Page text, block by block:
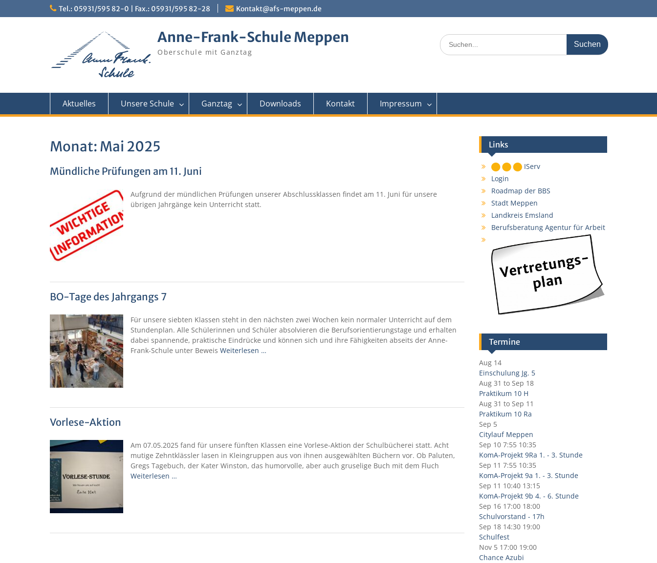
to
Tel.: 05931/595 82-0 | Fax.: 05931/595 82-28 Kontakt@afs-meppen.de
Anne-Frank-Schule Meppen
Oberschule mit Ganztag
Search
for:
Aktuelles Unsere Schule Ganztag Downloads Kontakt Impressum
Monat:Mai 2025
Mündliche Prüfungen am 11. Juni
Aufgrund der mündlichen Prüfungen unserer Abschlussklassen findet am 11. Juni für unsere
übrigen Jahrgänge kein Unterricht statt.
BO-Tage des Jahrgangs 7
Für unsere siebten Klassen steht in den nächsten zwei Wochen kein normaler Unterricht auf dem
Stundenplan. Alle Schülerinnen und Schüler absolvieren die Berufsorientierungstage und erhalten
dabei spannende, praktische Eindrücke und können sich und ihre Fähigkeiten abseits der Anne-
Frank-Schule unter Beweis Weiterlesen …
Vorlese-Aktion
Am 07.05.2025 fand für unsere fünften Klassen eine Vorlese-Aktion der Schulbücherei statt. Acht
mutige Zehntklässler lasen in Kleingruppen aus von ihnen ausgewählten Büchern vor. Ob Paluten,
Gregs Tagebuch, der Kater Winston, das humorvolle, aber auch gruselige Buch mit dem Fluch
Weiterlesen …
Links
IServ
Login
Roadmap der BBS
Stadt Meppen
Landkreis Emsland
Berufsberatung Agentur für Arbeit
Termine
Aug 14
Einschulung Jg. 5
Aug 31 to Sep 18
Praktikum 10 H
Aug 31 to Sep 11
Praktikum 10 Ra
Sep 5
Citylauf Meppen
Sep 107:55 10:35
KomA-Projekt 9Ra 1. - 3. Stunde
Sep 11 7:55 10:35
KomA-Projekt 9a 1. - 3. Stunde
Sep 11 10:40 13:15
KomA-Projekt 9b 4. - 6. Stunde
Sep 1617:00 18:00
Schulvorstand - 17h
Sep 1814:30 19:00
Schulfest
Nov 517:00 19:00
Chance Azubi